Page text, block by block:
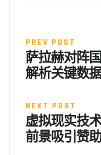
PREV POST
萨拉赫对阵
解析关键数
NEXT POST
虚拟现实技
前景吸引赞